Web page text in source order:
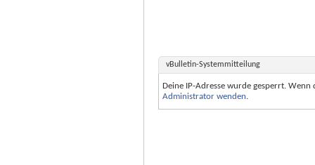
vBulletin-Systemmitteilung
Deine IP-Adresse wurde gesperrt.
Administrator wenden.